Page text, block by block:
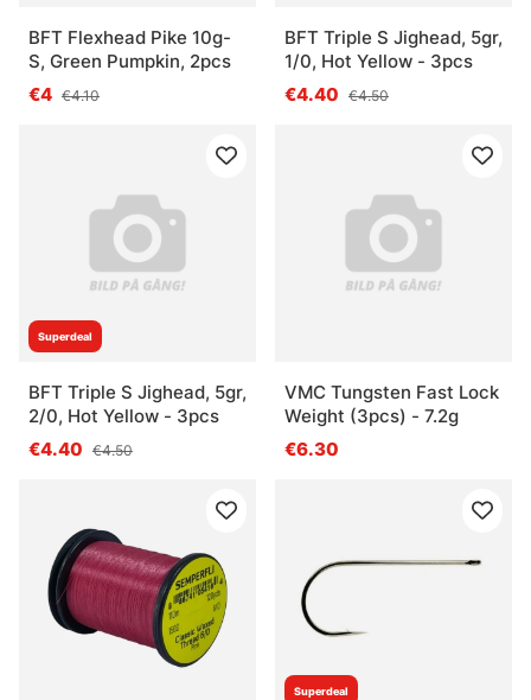
BFT Flexhead Pike 10g-
S, Green Pumpkin, 2pcs
€4 €4.10
BFT Triple S Jighead, 5gr,
1/0, Hot Yellow - 3pcs
€4.40 €4.50
Superdeal
BFT Triple S Jighead, 5gr,
2/0, Hot Yellow - 3pcs
€4.40 €4.50
VMC Tungsten Fast Lock
Weight (3pcs) - 7.2g
€6.30
Superdeal